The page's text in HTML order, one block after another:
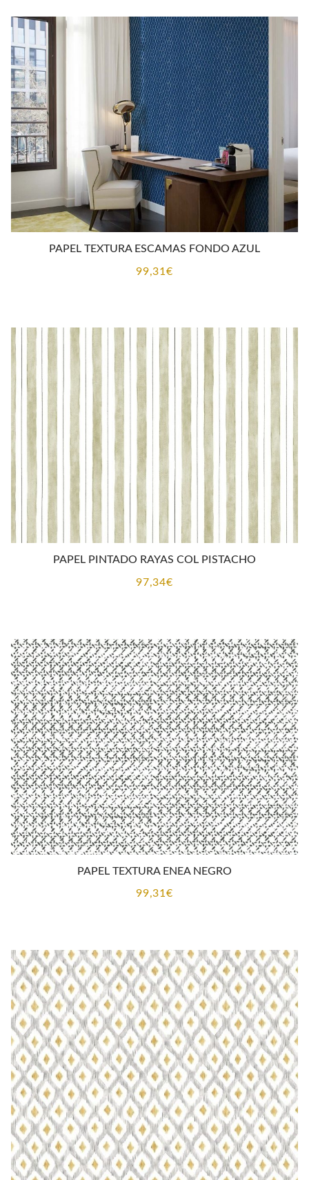
PAPEL TEXTURA ESCAMAS FONDO AZUL
99,31€
PAPEL PINTADO RAYAS COL PISTACHO
97,34€
PAPEL TEXTURA ENEA NEGRO
99,31€